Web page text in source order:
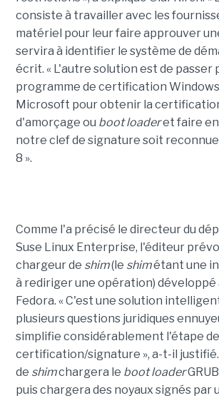
consiste à travailler avec les
matériel pour leur faire approuver
servira à identifier le système de
écrit. « L'autre solution est de passer
programme de certification
Microsoft pour obtenir la
d'amorçage ou boot loaderet faire
notre clef de signature soit
8 ».
Comme l'a précisé le directeur du
Suse Linux Enterprise, l'éditeur
chargeur de shim(le shimétant une
à rediriger une opération) développé
Fedora. « C'est une solution
plusieurs questions juridiques
simplifie considérablement l'étape de
certification/signature », a-t-il
de shimchargera le boot loader
puis chargera des noyaux signés par